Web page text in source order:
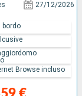
27/12/2026
bordo
Browse incluso